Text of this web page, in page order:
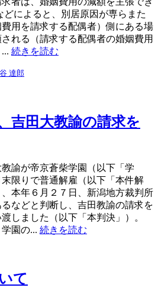
どによると、別居原因が専らまた
用を請求する配偶者）側にある場
れる（請求する配偶者の婚姻費用
続きを読む
達郎
吉田大教諭の請求を
諭が帝京蒼柴学園（以下「学
限りで普通解雇（以下「本件解
本年６月２７日、新潟地方裁判所
などと判断し、吉田教諭の請求を
しました（以下「本判決」）。
園の... 続きを読む
て